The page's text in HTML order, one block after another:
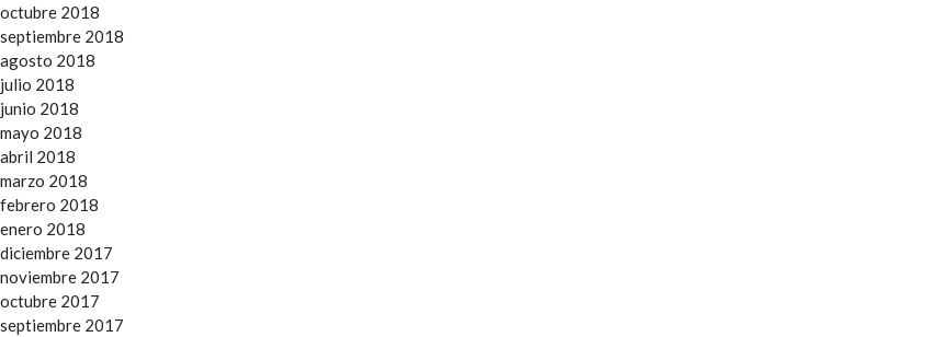
octubre 2018
septiembre 2018
agosto 2018
julio 2018
junio 2018
mayo 2018
abril 2018
marzo 2018
febrero 2018
enero 2018
diciembre 2017
noviembre 2017
octubre 2017
septiembre 2017